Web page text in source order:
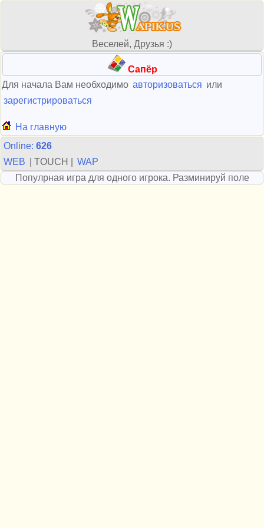
Веселей, Друзья :)
Сапёр
Для начала Вам необходимо авторизоваться или
зарегистрироваться
На главную
Online: 626
WEB
| TOUCH |
WAP
Популрная игра для одного игрока. Разминируй поле